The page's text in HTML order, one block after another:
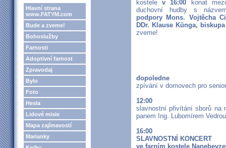
Hlavní strana
www.FATYM.com
Bude a zveme!
Bohoslužby
Farnosti
Adoptivní farnost
Zpravodaj
Bylo
Foto
Hesla
Lidové misie
Mapa zajímavostí
Marianky
kostelev 16:00 konat
duchovní hudby s
podpory Mons. Vojtěcha
DDr. Klause Künga,
zveme!
dopoledne
zpívání v domovech pro
12:00
slavnostní přivítání sborů na
panem Ing. Lubomírem Vedrou
16:00
SLAVNOSTNÍ KONCERT
ve farním kostele